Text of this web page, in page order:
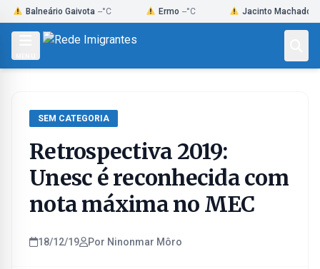
Skip
to
Balneário Gaivota --°C Ermo --°C Jacinto Machado --°C
SEM CATEGORIA
Retrospectiva 2019:
Unesc é reconhecida com
nota máxima no MEC
18/12/19 Por Ninonmar Môro